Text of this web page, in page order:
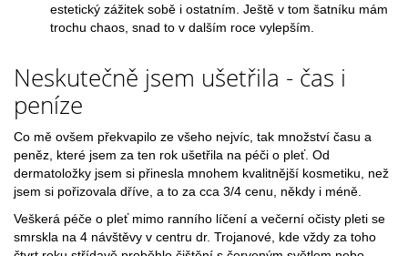
estetický zážitek sobě i ostatním. Ještě v tom šatníku mám
trochu chaos, snad to v dalším roce vylepším.
Neskutečně jsem ušetřila - čas i
peníze
Co mě ovšem překvapilo ze všeho nejvíc, tak množství času a
peněz, které jsem za ten rok ušetřila na péči o pleť. Od
dermatoložky jsem si přinesla mnohem kvalitnější kosmetiku, než
jsem si pořizovala dříve, a to za cca 3/4 cenu, někdy i méně.
Veškerá péče o pleť mimo ranního líčení a večerní očisty pleti se
smrskla na 4 návštěvy v centru dr. Trojanové, kde vždy za toho